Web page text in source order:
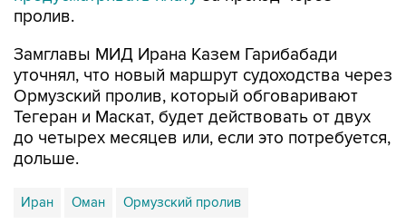
пролив.
Замглавы МИД Ирана Казем Гарибабади
уточнял, что новый маршрут судоходства через
Ормузский пролив, который обговаривают
Тегеран и Маскат, будет действовать от двух
до четырех месяцев или, если это потребуется,
дольше.
Иран Оман Ормузский пролив